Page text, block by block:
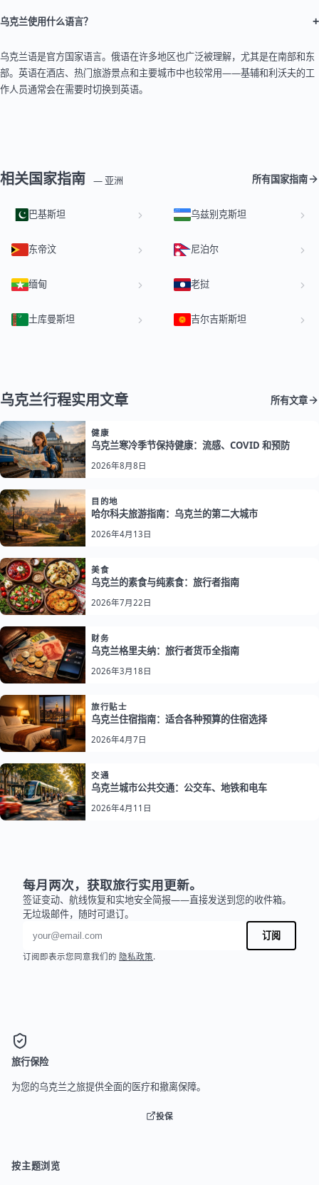
乌克兰使用什么语言？ +
乌克兰语是官方国家语言。俄语在许多地区也广泛被理解，尤其是在南部和东
部。英语在酒店、热门旅游景点和主要城市中也较常用——基辅和利沃夫的工
作人员通常会在需要时切换到英语。
相关国家指南 — 亚洲 所有国家指南
巴基斯坦 乌兹别克斯坦
东帝汶 尼泊尔
缅甸 老挝
土库曼斯坦 吉尔吉斯斯坦
乌克兰行程实用文章 所有文章
健康
乌克兰寒冷季节保持健康：流感、COVID 和预防
2026年8月8日
目的地
哈尔科夫旅游指南：乌克兰的第二大城市
2026年4月13日
美食
乌克兰的素食与纯素食：旅行者指南
2026年7月22日
财务
乌克兰格里夫纳：旅行者货币全指南
2026年3月18日
旅行贴士
乌克兰住宿指南：适合各种预算的住宿选择
2026年4月7日
交通
乌克兰城市公共交通：公交车、地铁和电车
2026年4月11日
每月两次，获取旅行实用更新。
签证变动、航线恢复和实地安全简报——直接发送到您的收件箱。
无垃圾邮件，随时可退订。
电子邮件地址
订阅
订阅即表示您同意我们的 隐私政策.
旅行保险
为您的乌克兰之旅提供全面的医疗和撤离保障。
投保
按主题浏览